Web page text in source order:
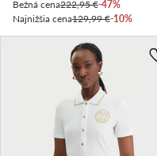
Bežná cena222,95 €-47%
Najnižšia cena129,99 €-10%